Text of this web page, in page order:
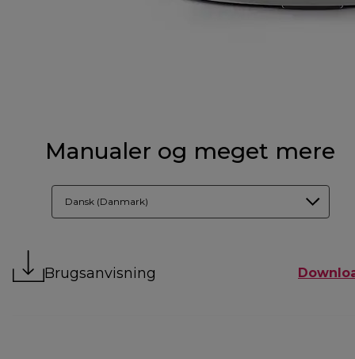
Manualer og meget mere
Dansk (Danmark)
Brugsanvisning